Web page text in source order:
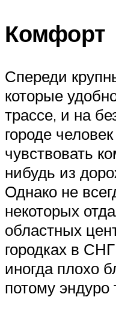
Комфорт
Спереди
которые
трассе, и на
городе
чувствовать
нибудь из
Однако не
некоторых
областных
городках в
иногда плохо
потому эндуро